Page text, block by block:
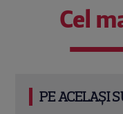
Cel
PE ACELAȘI